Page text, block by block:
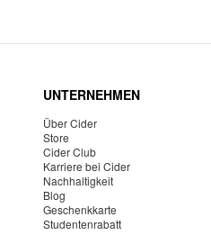
UNTERNEHMEN
Über Cider
Store
Cider Club
Karriere bei Cider
Nachhaltigkeit
Blog
Geschenkkarte
Studentenrabatt